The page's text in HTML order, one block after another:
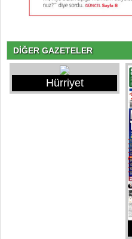
DİĞER GAZETELER
Hürriyet